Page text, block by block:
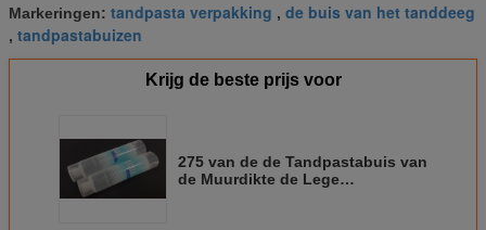
Markeringen: tandpasta verpakking , de buis van het tanddeeg
, tandpastabuizen
Krijg de beste prijs voor
275 van de de Tandpastabuis van
de Muurdikte de Lege